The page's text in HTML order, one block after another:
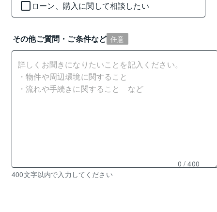
ローン、購入に関して相談したい
その他ご質問・ご条件など 任意
残
0 / 400
400文字以内で入力してください